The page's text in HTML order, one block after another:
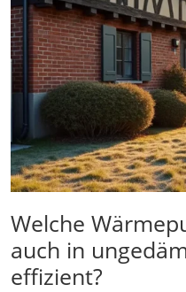
Welche
auch in
effizient?